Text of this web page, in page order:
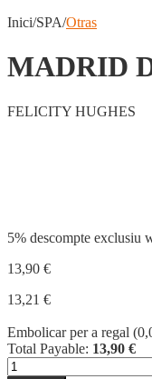
Inici/SPA/Otras
MADRID
FELICITY HUGHES
5% descompte exclusiu
13,90 €
13,21 €
Embolicar per a regal (
Total Payable: 13,90 €
quantitat